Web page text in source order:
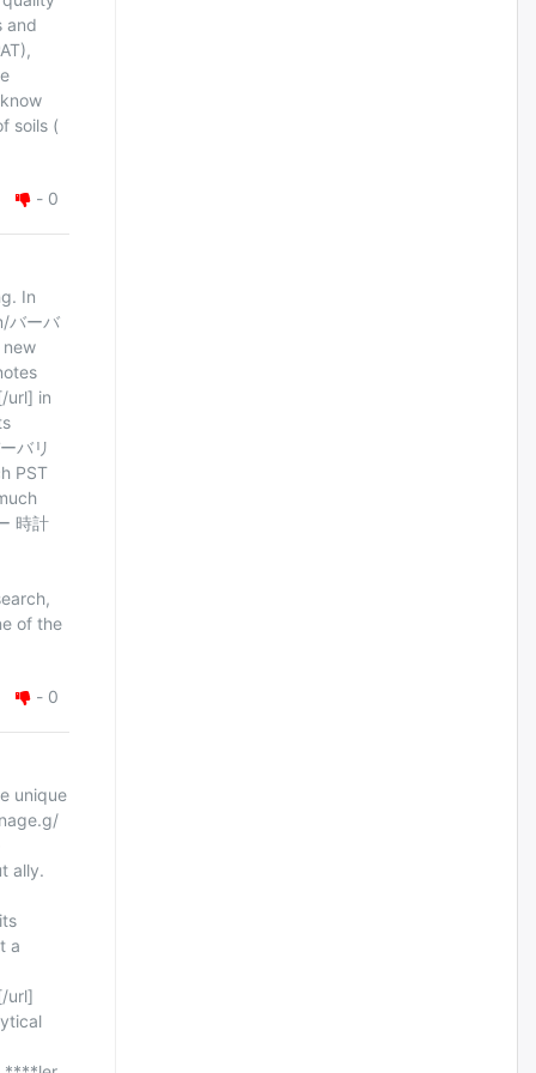
and
soils (
- 0
In
バーバ
new
url] in
バリ
PST
時計
of the
- 0
unique
ally.
a
url]